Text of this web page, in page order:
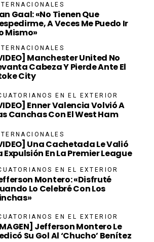
Gaal: «No Tienen Que
A Veces Me Puedo Ir
Mismo»
Manchester United No
Cabeza Y Pierde Ante El
City
EN EL EXTERIOR
Enner Valencia Volvió A
Canchas Con El West Ham
Una Cachetada Le Valió
Expulsión En La Premier League
EN EL EXTERIOR
Montero: «Disfruté
Lo Celebré Con Los
EN EL EXTERIOR
Jefferson Montero Le
Su Gol Al ‘Chucho’ Benítez